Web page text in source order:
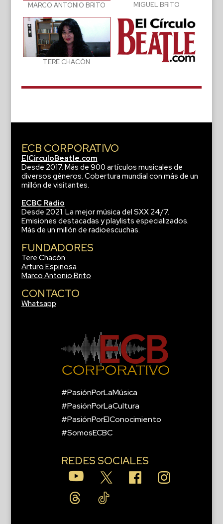
MARCO ANTONIO BRITO MIGUEL BRITO
TERE CHACÓN
ECB CORPORATIVO
ElCirculoBeatle.com
Desde 2017. Más de 900 artículos musicales de
diversos géneros. Cobertura mundial con más de un
millón de visitantes.
ECBC Radio
Desde 2021. La mejor música del SXX 24/7.
Emisiones destacadas y playlists especializados.
Más de un millón de radioescuchas.
FUNDADORES
Tere Chacón
Arturo Espinosa
Marco Antonio Brito
CONTACTO
Whatsapp
#PasiónPorLaMúsica
#PasiónPorLaCultura
#PasiónPorElConocimiento
#SomosECBC
REDES SOCIALES